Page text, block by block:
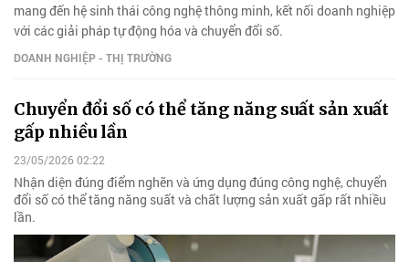
mang đến hệ sinh thái công nghệ thông minh, kết nối doanh nghiệp
với các giải pháp tự động hóa và chuyển đổi số.
DOANH NGHIỆP - THỊ TRƯỜNG
Chuyển đổi số có thể tăng năng suất sản xuất
gấp nhiều lần
23/05/2026 02:22
Nhận diện đúng điểm nghẽn và ứng dụng đúng công nghệ, chuyển
đổi số có thể tăng năng suất và chất lượng sản xuất gấp rất nhiều
lần.